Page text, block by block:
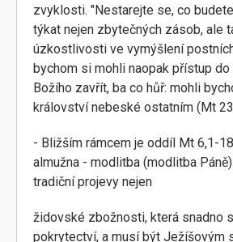
zvyklosti. "Nestarejte se, co
týkat nejen zbytečných zásob, ale
úzkostlivosti ve vymýšlení
bychom si mohli naopak přístup
Božího zavřít, ba co hůř: mohli
království nebeské ostatním (Mt
- Bližším rámcem je oddíl Mt 6,1-
almužna - modlitba (modlitba
tradiční projevy nejen
židovské zbožnosti, která snadno
pokrytectví, a musí být Ježíšovým